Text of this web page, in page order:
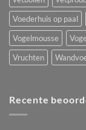
Voederhuis op paal
Vogelmousse
Vruchten
Recente